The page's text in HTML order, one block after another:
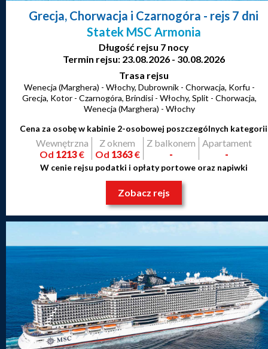
Grecja, Chorwacja i Czarnogóra - rejs 7 dni
Statek MSC Armonia
Długość rejsu 7 nocy
Termin rejsu: 23.08.2026 - 30.08.2026
Trasa rejsu
Wenecja (Marghera) - Włochy, Dubrownik - Chorwacja, Korfu -
Grecja, Kotor - Czarnogóra, Brindisi - Włochy, Split - Chorwacja,
Wenecja (Marghera) - Włochy
Cena za osobę w kabinie 2-osobowej poszczególnych kategorii
Wewnętrzna
Od 1213€
Z oknem
Od 1363€
Z balkonem
-
Apartament
-
W cenie rejsu podatki i opłaty portowe oraz napiwki
Zobacz rejs